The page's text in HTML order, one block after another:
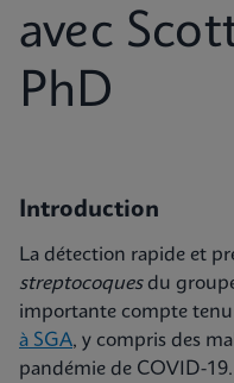
avec
PhD
Introduction
La détection rapide et
streptocoquesdu
importante compte
à SGA, y compris des
pandémie de COVID-